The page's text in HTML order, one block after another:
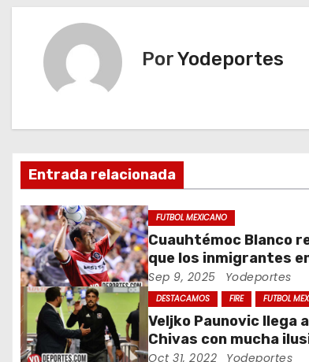
c
i
ó
n
d
e
e
PorYodeportes
Entrada relacionada
FUTBOL MEXICANO
Cuauhtémoc Blanco
que los inmigrantes
Unidos son gente
Sep 9, 2025 Yodeportes
DESTACAMOS FIRE FUTBOL
Veljko Paunovic llega
Chivas con mucha
suficiente?
Oct 31, 2022 Yodeportes